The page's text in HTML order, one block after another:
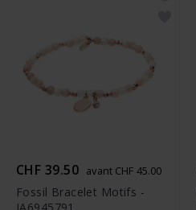
CHF 39.50 avant CHF 45.00
Fossil Bracelet Motifs -
JA6945791